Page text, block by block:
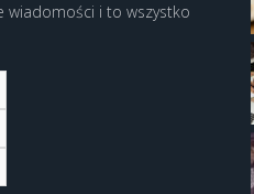
wiadomości i to wszystko